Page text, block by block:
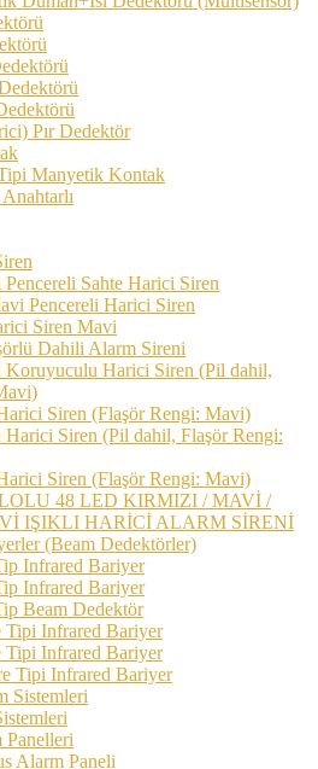
Pır Dedektör
Manyetik Kontak
Sahte Harici Siren
Pencereli Harici Siren
Siren Mavi
Dahili Alarm Sireni
Koruyuculu Harici Siren (Pil dahil,
Siren (Flaşör Rengi: Mavi)
Harici Siren (Pil dahil, Flaşör Rengi:
Siren (Flaşör Rengi: Mavi)
48 LED KIRMIZI / MAVİ /
IŞIKLI HARİCİ ALARM SİRENİ
(Beam Dedektörler)
Infrared Bariyer
Infrared Bariyer
Beam Dedektör
Tipi Infrared Bariyer
Tipi Infrared Bariyer
Tipi Infrared Bariyer
Sistemleri
Alarm Paneli